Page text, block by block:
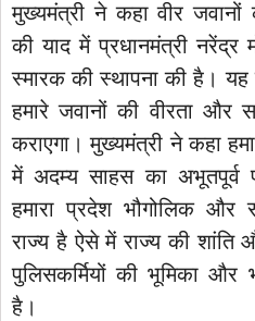
मुख्यमंत्री ने कहा वीर
की याद में प्रधानमंत्री नरेंद्र
स्मारक की स्थापना की है। यह
हमारे जवानों की वीरता और
कराएगा। मुख्यमंत्री ने कहा
में अदम्य साहस का अभूतपूर्व
हमारा प्रदेश भौगोलिक और
राज्य है ऐसे में राज्य की शांति
पुलिसकर्मियों की भूमिका और
है।